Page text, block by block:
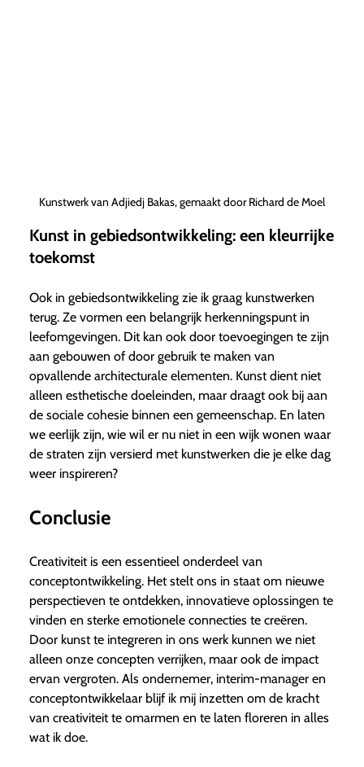
Kunstwerk van Adjiedj Bakas, gemaakt door Richard de Moel
Kunst in gebiedsontwikkeling: een kleurrijke
toekomst
Ook in gebiedsontwikkeling zie ik graag kunstwerken
terug. Ze vormen een belangrijk herkenningspunt in
leefomgevingen. Dit kan ook door toevoegingen te zijn
aan gebouwen of door gebruik te maken van
opvallende architecturale elementen. Kunst dient niet
alleen esthetische doeleinden, maar draagt ook bij aan
de sociale cohesie binnen een gemeenschap. En laten
we eerlijk zijn, wie wil er nu niet in een wijk wonen waar
de straten zijn versierd met kunstwerken die je elke dag
weer inspireren?
Conclusie
Creativiteit is een essentieel onderdeel van
conceptontwikkeling. Het stelt ons in staat om nieuwe
perspectieven te ontdekken, innovatieve oplossingen te
vinden en sterke emotionele connecties te creëren.
Door kunst te integreren in ons werk kunnen we niet
alleen onze concepten verrijken, maar ook de impact
ervan vergroten. Als ondernemer, interim-manager en
conceptontwikkelaar blijf ik mij inzetten om de kracht
van creativiteit te omarmen en te laten floreren in alles
wat ik doe.